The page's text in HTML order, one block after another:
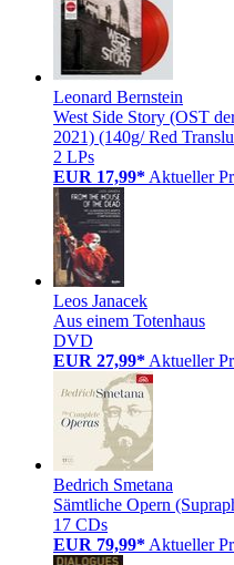
Leonard Bernstein
West Side Story (OST
2021) (140g/ Red
2 LPs
EUR 17,99* Aktueller
Leos Janacek
Aus einem Totenhaus
DVD
EUR 27,99* Aktueller
Bedrich Smetana
Sämtliche Opern
17 CDs
EUR 79,99* Aktueller